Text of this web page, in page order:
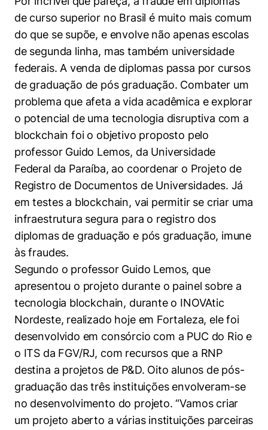
Todas as Engenharias
Engenharia de Computação
Engenharia de Produção
Engenharia Mecânica
Engenharia Mecatrônica
Direito
Economia
Finanças
Negócios
Políticas Públicas
Sustentabilidade
Tecnologia e Dados
Prêmio Duda Ermírio de Moraes
Como funciona
Resolução Eficaz de Problemas
Oportunidade de Negócios
Women in Action
Trabalhe conosco
Sala de Imprensa
Biblioteca Telles
Repositório Institucional
Pesquisa na Graduação
Seminários Acadêmicos
Comitê de Ética em Pesquisa
Notícias
Youtube
Instagram
Linkedin
Engenharia e Ciência da Computação
Direito
Busca por docentes
Áreas de Conhecimento
Prêmios de Excelência
Ensino e aprendizagem
Fale Conosco
Atendimento
Visite o Insper
Canal de Ética
Ouvidoria
Portal da Privacidade
de curso superior no Brasil é muito mais comum
do que se supõe, e envolve não apenas escolas
de segunda linha, mas também universidade
federais. A venda de diplomas passa por cursos
de graduação de pós graduação. Combater um
problema que afeta a vida acadêmica e explorar
o potencial de uma tecnologia disruptiva com a
blockchain foi o objetivo proposto pelo
professor Guido Lemos, da Universidade
Federal da Paraíba, ao coordenar o Projeto de
Registro de Documentos de Universidades. Já
em testes a blockchain, vai permitir se criar uma
infraestrutura segura para o registro dos
diplomas de graduação e pós graduação, imune
às fraudes.
Segundo o professor Guido Lemos, que
apresentou o projeto durante o painel sobre a
tecnologia blockchain, durante o INOVAtic
Nordeste, realizado hoje em Fortaleza, ele foi
desenvolvido em consórcio com a PUC do Rio e
o ITS da FGV/RJ, com recursos que a RNP
destina a projetos de P&D. Oito alunos de pós-
graduação das três instituições envolveram-se
no desenvolvimento do projeto. “Vamos criar
um projeto aberto a várias instituições parceiras